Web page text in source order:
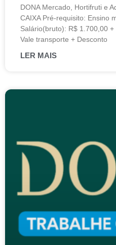
DONA Mercado, Hortifruti e
CAIXA Pré-requisito: Ensino
Salário(bruto): R$ 1.700,00
Vale transporte + Desconto
LER MAIS